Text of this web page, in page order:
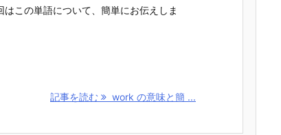
この単語について、簡単にお伝えしま
記事を読む
work の意味と簡 ...